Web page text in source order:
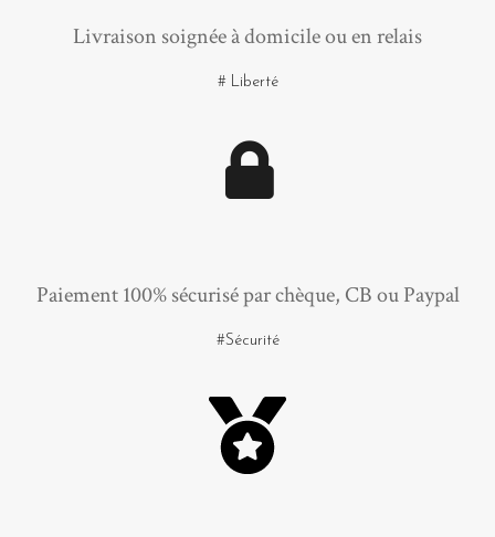
Livraison soignée à domicile ou en relais
# Liberté
Paiement 100% sécurisé par chèque, CB ou Paypal
#Sécurité